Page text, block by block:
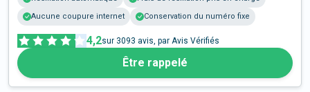
Aucune coupure internet
Conservation du numéro fixe
4,2sur 3093 avis, par Avis Vérifiés
Être rappelé